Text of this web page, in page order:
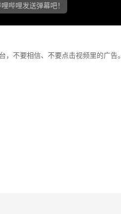
，不要相信、不要点击视频里的广告。